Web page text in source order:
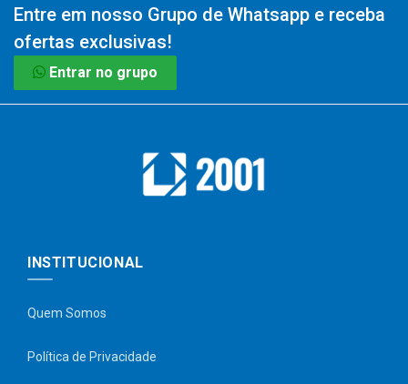
Entre em nosso Grupo de Whatsapp e receba
ofertas exclusivas!
Entrar no grupo
INSTITUCIONAL
Quem Somos
Política de Privacidade